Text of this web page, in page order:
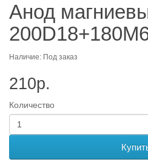
Анод
Наличие: Под заказ
210р.
Количество